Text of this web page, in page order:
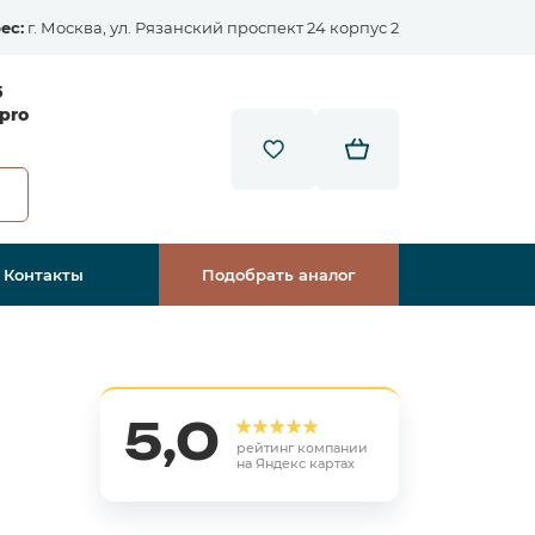
г. Москва, ул. Рязанский проспект 24 корпус 2
Контакты Подобрать аналог
5,0
рейтинг компании
на Яндекс картах